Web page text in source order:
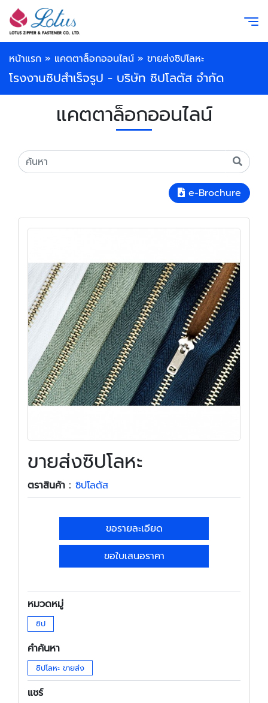
หน้าแรก » แคตตาล็อกออนไลน์ » ขายส่งซิปโลหะ
โรงงานซิปสำเร็จรูป - บริษัท ซิปโลตัส จำกัด
แคตตาล็อกออนไลน์
e-Brochure
ขายส่งซิปโลหะ
ตราสินค้า : ซิปโลตัส
ขอรายละเอียด
ขอใบเสนอราคา
หมวดหมู่
ซิป
คำค้นหา
ซิปโลหะ ขายส่ง
แชร์